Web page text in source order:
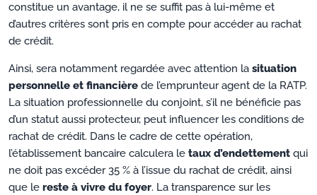
constitue un avantage, il ne se suffit pas à lui-même et
d’autres critères sont pris en compte pour accéder au rachat
de crédit.
Ainsi, sera notamment regardée avec attention la situation
personnelle et financière de l’emprunteur agent de la RATP.
La situation professionnelle du conjoint, s’il ne bénéficie pas
d’un statut aussi protecteur, peut influencer les conditions de
rachat de crédit. Dans le cadre de cette opération,
l’établissement bancaire calculera le taux d’endettement qui
ne doit pas excéder 35 % à l’issue du rachat de crédit, ainsi
que le reste à vivre du foyer. La transparence sur les